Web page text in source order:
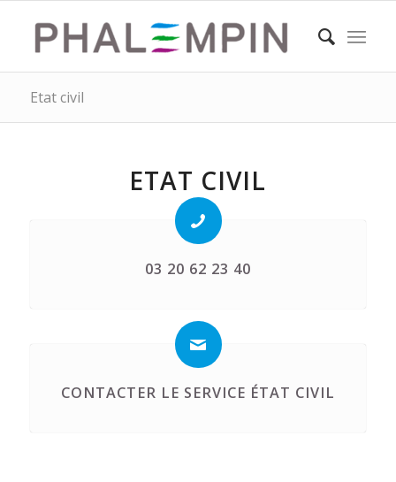
Etat civil
ETAT CIVIL
03 20 62 23 40
CONTACTER LE SERVICE ÉTAT CIVIL